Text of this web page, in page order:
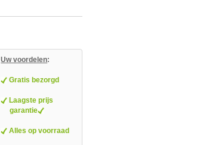
Uw voordelen:
Gratis bezorgd
Laagste prijs
garantie
Alles op voorraad